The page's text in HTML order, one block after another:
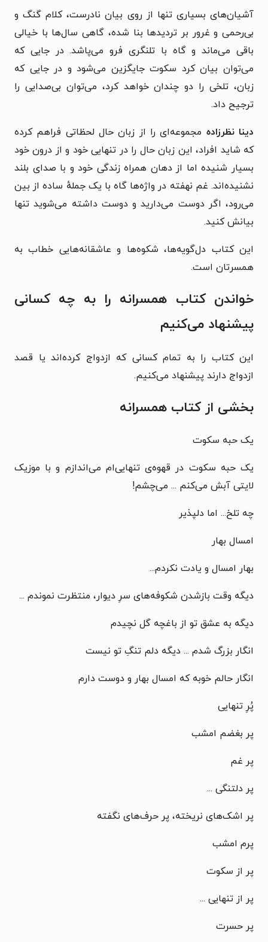
آشیان‌های بسیاری تنها از روی بیان نادرست، کلام گنگ و
بی‌رحمی و غرور بر تردیدها بنا شده، گاهی سال‌ها با خیالی
باقی می‌ماند و گاه با تلنگری فرو می‌پاشد. در جایی که
می‌توان بیان کرد سکوت جایگزین می‌شود و در جایی که
زبان، تلخی را دو چندان خواهد کرد، می‌توان بی‌صدایی را
ترجیح داد.
دینا نظرزاده مجموعه‌ای را از زبان حال لحظاتی فراهم کرده
که شاید افراد، این زبان حال را در تنهایی خود و از درون خود
بسیار شنیده اما از دهان همراه زندگی خود و با صدای بلند
نشنیده‌اند. غم نهفته در واژه‌ها گاه با یک جمله‌ٔ ساده از بین
می‌رود، اگر دوست می‌دارید و دوست داشته می‌شوید تنها
بیانش کنید.
این کتاب دل‌گویه‌ها، شکوه‌ها و عاشقانه‌هایی خطاب به
همسرتان است.
خواندن کتاب همسرانه را به چه کسانی
پیشنهاد می‌‌کنیم
این کتاب را به تمام کسانی که ازدواج کرده‌اند یا قصد
ازدواج دارند پیشنهاد می‌کنیم.
بخشی از کتاب همسرانه
یک حبه سکوت
یک حبه سکوت در قهوه‌ی تنهایی‌ام می‌اندازم و با موزیک
لایتی آبش می‌کنم ... می‌چشم!
چه تلخ... اما دلپذیر
امسال بهار
بهار امسال و یادت نکردم...
دیگه وقت بازشدن شکوفه‌های سرِ دیوار، منتظرت نموندم ...
دیگه به عشق تو از باغچه گل نچیدم
انگار بزرگ شدم ... دیگه دلم تنگِ تو نیست
انگار حالم خوبه که امسال بهار و دوست دارم
پُرِ تنهایی
پر بغضم امشب
پر غم
پر دلتنگی ...
پر اشک‌های نریخته، پر حرف‌های نگفته
پرم امشب
پر از سکوت
پر از تنهایی ...
پر حسرت